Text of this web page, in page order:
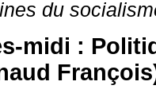
du
midi :